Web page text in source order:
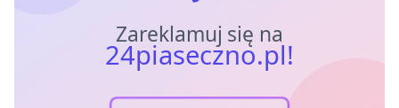
Zareklamuj się na
24piaseczno.pl!